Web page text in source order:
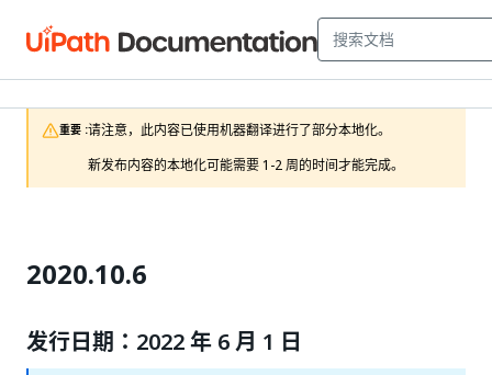
重要 :请注意，此内容已使用机器翻译进行了部分本地化。
新发布内容的本地化可能需要 1-2 周的时间才能完成。
2020.10.6
发行日期：2022 年 6 月 1 日